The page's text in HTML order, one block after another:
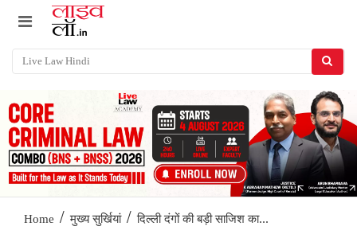
Home / मुख्य सुर्खियां / दिल्ली दंगों की बड़ी साजिश का...